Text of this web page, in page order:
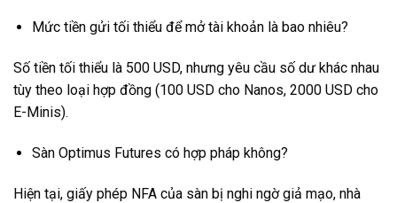
Mức tiền gửi tối thiểu để mở tài khoản là bao nhiêu?
Số tiền tối thiểu là 500 USD, nhưng yêu cầu số dư khác nhau
tùy theo loại hợp đồng (100 USD cho Nanos, 2000 USD cho
E-Minis).
Sàn Optimus Futures có hợp pháp không?
Hiện tại, giấy phép NFA của sàn bị nghi ngờ giả mạo, nhà